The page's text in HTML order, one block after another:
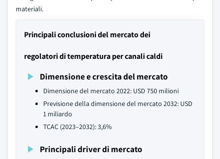
materiali.
Principali conclusioni del mercato dei
regolatori di temperatura per canali caldi
Dimensione e crescita del mercato
Dimensione del mercato 2022: USD 750 milioni
Previsione della dimensione del mercato 2032: USD
1 miliardo
TCAC (2023–2032): 3,6%
Principali driver di mercato